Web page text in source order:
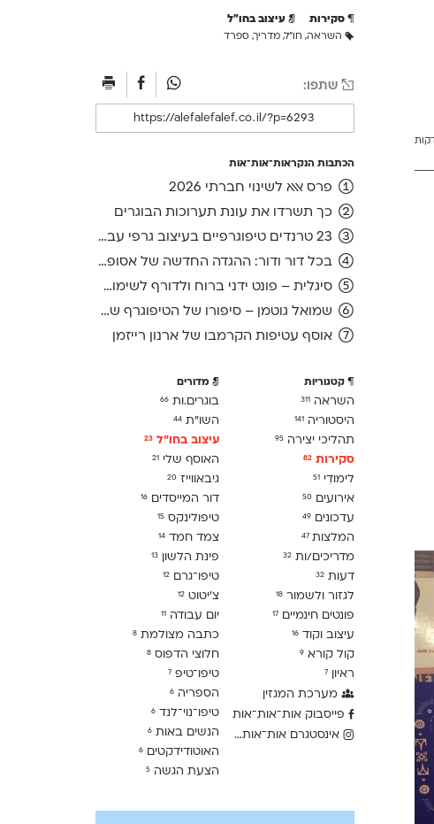
סקירות עיצוב בחו"ל
השראה, חו"ל, מדריך, ספרד
שתפו:
הכתבות הנקראות־אות־אות
פרס אאא לשינוי חברתי 2026
כך תשרדו את עונת תערוכות הבוגרים
23 טרנדים טיפוגרפיים בעיצוב גרפי עברי, ועוד אחד לשנה הבאה
בכל דור ודור: ההגדה החדשה של אסופה, מהדורת 2026
סיגלית – פונט ידני ברוח ולדורף לשימוש חופשי
שמואל גוטמן – סיפורו של הטיפוגרף שמאחורי גופני מיקרוסופט, כפי שנחשף בארכיון של נינתו
אוסף עטיפות הקרמבו של ארנון רייזמן
קטגוריות
השראה 311
היסטוריה 141
תהליכי יצירה 95
סקירות 82
לימודִי 51
אירועים 50
עדכונים 49
המלצות47
מדריכים/ות 32
דעות 32
לגזור ולשמור 18
פונטים חינמיים 17
עיצוב וקוד 16
קול קורא 9
ראיון 7
מערכת המגזין
פייסבוק אות־אות־אות
אינסטגרם אות־אות־אות
מדורים
בוגרים.ות 66
השו״ת 44
עיצוב בחו"ל 23
האוסף שלי 21
גיבאווייז 20
דור המייסדים 16
טיפולינקס 15
צמד חמד 14
פינת הלשון 13
טיפו־גרם 12
צ׳יטוט 12
יום עבודה 11
כתבה מצולמת 8
חלוצי הדפוס 8
טיפו־טיפ 7
הספריה 6
טיפו־נוי־לנד 6
הנשים באות 6
האוטודידקטים 6
הצעת הגשה 5